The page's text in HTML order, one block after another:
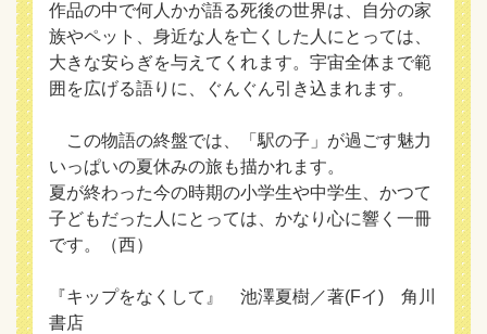
作品の中で何人かが語る死後の世界は、自分の家
族やペット、身近な人を亡くした人にとっては、
大きな安らぎを与えてくれます。宇宙全体まで範
囲を広げる語りに、ぐんぐん引き込まれます。
この物語の終盤では、「駅の子」が過ごす魅力
いっぱいの夏休みの旅も描かれます。
夏が終わった今の時期の小学生や中学生、かつて
子どもだった人にとっては、かなり心に響く一冊
です。（西）
『キップをなくして』 池澤夏樹／著(Fイ) 角川
書店